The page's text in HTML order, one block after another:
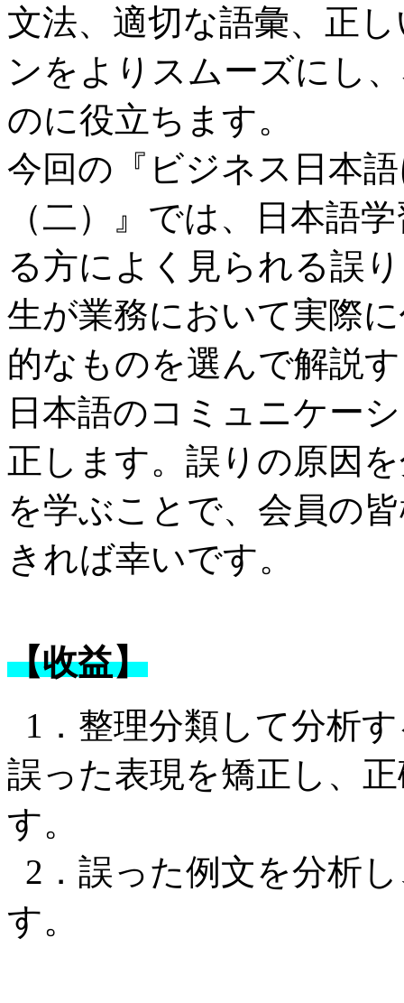
文法、適切な語彙、正
ンをよりスムーズにし
のに役立ちます。
今回の『ビジネス日本
（二）』では、日本語
る方によく見られる誤
生が業務において実際
的なものを選んで解説
日本語のコミュニケー
正します。誤りの原因
を学ぶことで、会員の
きれば幸いです。
【收益】
1．整理分類して分析
誤った表現を矯正し、
す。
2．誤った例文を分析
す。